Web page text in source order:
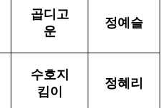
곱디고
운
정예슬
수호지
킴이
정혜리